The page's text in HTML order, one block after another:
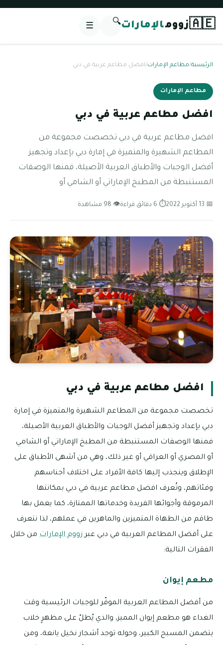
🇦🇪زوومالإمارات🔍
☰
الرئيسية/مطاعم الإمارات/افضل مطاعم عربية في دبي
مطاعم الإمارات
افضل مطاعم عربية في دبي
افضل مطاعم عربية في دبي تخصصت مجموعة من
المطاعم الشهيرة والمتميزة في إمارة دبي بإعداد وتجهيز
أفضل الوجبات والأطباق العربية الأصيلة، فمنها الوصفات
المستنبطة من المطبخ الإماراتي أو الشامي أو
📅 13 أكتوبر 2022 ⏱ 6 دقائق قراءة 👁 98 مشاهدة
افضل مطاعم عربية في دبي
تخصصت مجموعة من المطاعم الشهيرة والمتميزة في إمارة
دبي بإعداد وتجهيز أفضل الوجبات والأطباق العربية الأصيلة،
فمنها الوصفات المستنبطة من المطبخ الإماراتي أو الشامي
أو المصري أو العراقي أو غير ذلك، وهي من أشهى الأطباق على
الإطلاق وينجذب إليها كافة الأفراد على اختلاف أجناسهم
وفئاتهم، وتُعرف افضل مطاعم عربية في دبي بمكانتها
المرموقة وأجوائها الفريدة وخدماتها الممتازة، كما يعمل بها
طاقم من الطهاة المتميزين والماهرين في عملهم، لذا نتعرف
على أفضل المطاعم العربية في دبي عبرزووم الإمارات من خلال
الفقرات التالية:
مطعم إيوان
من أفضل المطاعم العربية الموفّر للوجبات الرئيسية وقت
الغداء هو مطعم إيوان المميز، والذي يُطلّ على مظهرٍ خلاب
يتضمن المسبح الكبير، وحوله توجد أشجار نخيل يانعة، ومن